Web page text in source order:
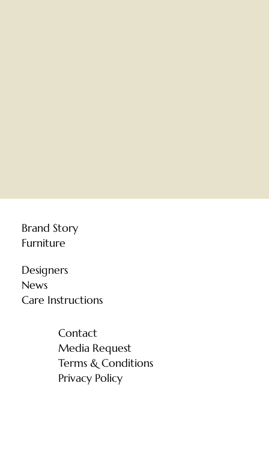
Brand Story
Furniture
Designers
News
Care Instructions
Contact
Media Request
Terms & Conditions
Privacy Policy